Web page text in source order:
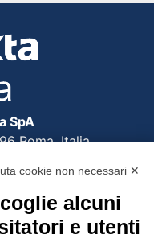
SpA
Roma, Italia
e coordinamento
n. 877679
cookie non necessari ✕
alcuni
e utenti